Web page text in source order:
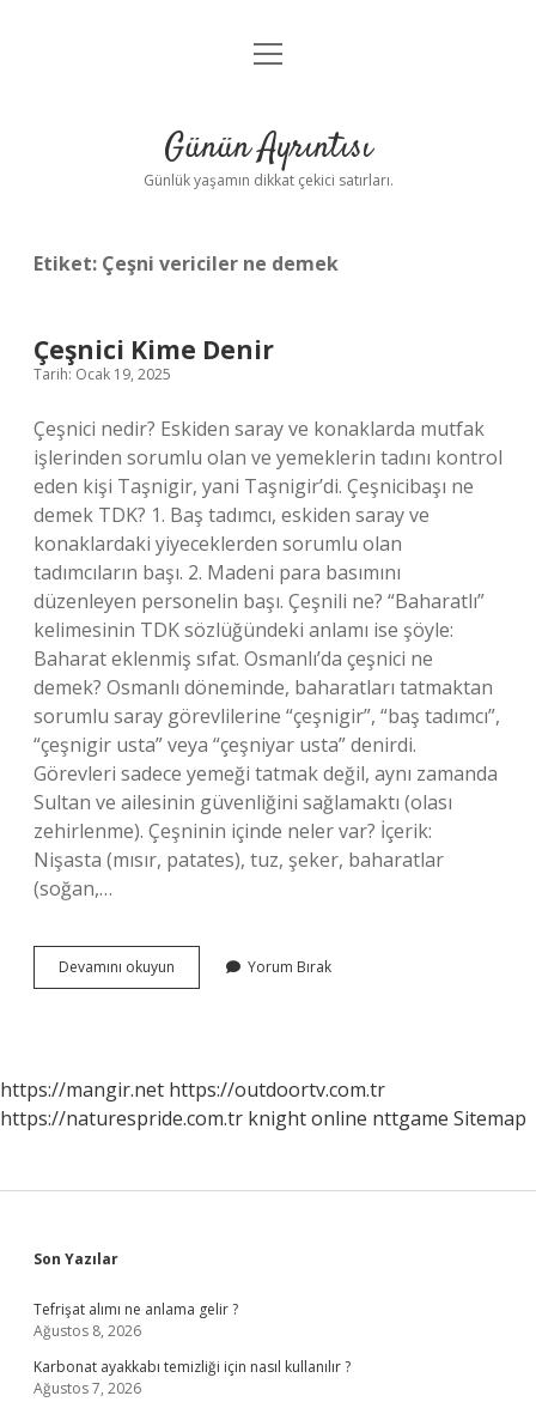
Anasayfa
Yasal Uyarı
menüyü
Günün Ayrıntısı
Günlük yaşamın dikkat çekici satırları.
Etiket: Çeşni vericiler ne demek
Çeşnici Kime Denir
Tarih: Ocak 19, 2025
Çeşnici nedir? Eskiden saray ve konaklarda mutfak
işlerinden sorumlu olan ve yemeklerin tadını kontrol
eden kişi Taşnigir, yani Taşnigir’di. Çeşnicibaşı ne
demek TDK? 1. Baş tadımcı, eskiden saray ve
konaklardaki yiyeceklerden sorumlu olan
tadımcıların başı. 2. Madeni para basımını
düzenleyen personelin başı. Çeşnili ne? “Baharatlı”
kelimesinin TDK sözlüğündeki anlamı ise şöyle:
Baharat eklenmiş sıfat. Osmanlı’da çeşnici ne
demek? Osmanlı döneminde, baharatları tatmaktan
sorumlu saray görevlilerine “çeşnigir”, “baş tadımcı”,
“çeşnigir usta” veya “çeşniyar usta” denirdi.
Görevleri sadece yemeği tatmak değil, aynı zamanda
Sultan ve ailesinin güvenliğini sağlamaktı (olası
zehirlenme). Çeşninin içinde neler var? İçerik:
Nişasta (mısır, patates), tuz, şeker, baharatlar
(soğan,…
Devamını okuyun
Kime
Yorum Bırak
https://mangir.net https://outdoortv.com.tr
https://naturespride.com.tr knight online nttgame Sitemap
Sidebar
Son Yazılar
Tefrişat alımı ne anlama gelir ?
Ağustos 8, 2026
Karbonat ayakkabı temizliği için nasıl kullanılır ?
Ağustos 7, 2026